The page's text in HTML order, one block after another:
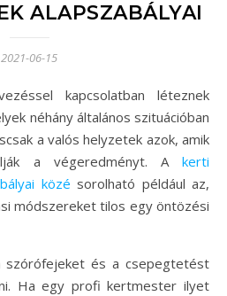
ALAPSZABÁLYAI
2021-06-15
néhány általános szituációban
a valós helyzetek azok, amik
a végeredményt. A kerti
közé sorolható például az,
módszereket tilos egy öntözési
szórófejeket és a csepegtetést
Ha egy profi kertmester ilyet